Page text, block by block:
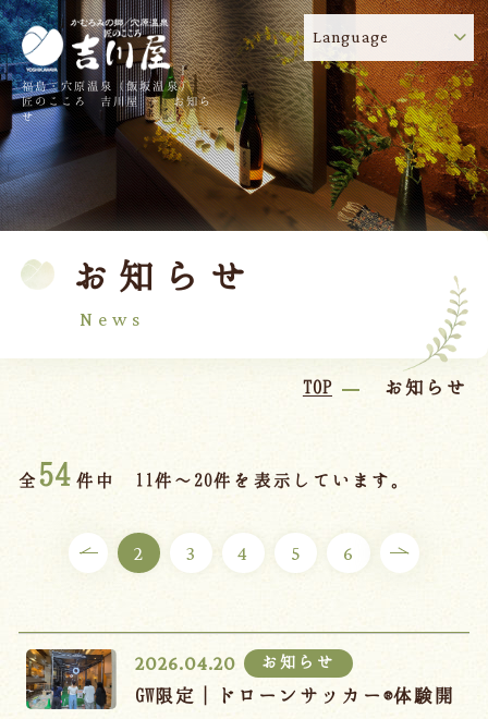
福島・穴原温泉（飯坂温泉）
匠のこころ 吉川屋 - お知ら
せ
Language
お知らせ
News
TOP お知らせ
全54 件中 11件～20件を表示しています。
2 3 4 5 6
2026.04.20 お知らせ
GW限定｜ドローンサッカー®体験開
! 吉川屋のコロナウイルス感染症対策について
TOP 吉川屋について
温泉 客室
料理
館内
ご宿泊プラン
お部屋からプランを選ぶ
空室カレンダーから選ぶ